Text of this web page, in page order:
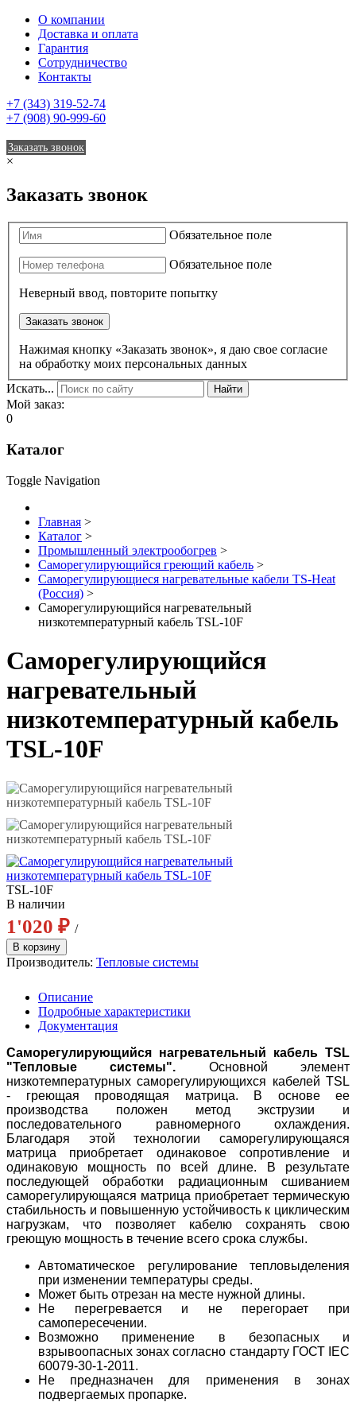
О компании
Доставка и оплата
Гарантия
Сотрудничество
Контакты
+7 (343) 319-52-74
+7 (908) 90-999-60
Заказать звонок
×
Заказать звонок
Обязательное поле
Обязательное поле
Неверный ввод, повторите попытку
Заказать звонок
Нажимая кнопку «Заказать звонок», я даю свое согласие
на обработку моих персональных данных
Искать...
Найти
Мой заказ:
0
Каталог
Toggle Navigation
Главная >
Каталог >
Промышленный электрообогрев >
Саморегулирующийся греющий кабель >
Саморегулирующиеся нагревательные кабели TS-Heat
(Россия) >
Саморегулирующийся нагревательный
низкотемпературный кабель TSL-10F
Саморегулирующийся
нагревательный
низкотемпературный кабель
TSL-10F
TSL-10F
В наличии
1'020 ₽ /
Производитель: Тепловые системы
Описание
Подробные характеристики
Документация
Саморегулирующийся нагревательный кабель TSL
"Тепловые системы". Основной элемент
низкотемпературных саморегулирующихся кабелей TSL
- греющая проводящая матрица. В основе ее
производства положен метод экструзии и
последовательного равномерного охлаждения.
Благодаря этой технологии саморегулирующаяся
матрица приобретает одинаковое сопротивление и
одинаковую мощность по всей длине. В результате
последующей обработки радиационным сшиванием
cаморегулирующаяся матрица приобретает термическую
стабильность и повышенную устойчивость к циклическим
нагрузкам, что позволяет кабелю сохранять свою
греющую мощность в течение всего срока службы.
Автоматическое регулирование тепловыделения
при изменении температуры среды.
Может быть отрезан на месте нужной длины.
Не перегревается и не перегорает при
самопересечении.
Возможно применение в безопасных и
взрывоопасных зонах согласно стандарту ГОСТ IEC
60079-30-1-2011.
Не предназначен для применения в зонах
подвергаемых пропарке.